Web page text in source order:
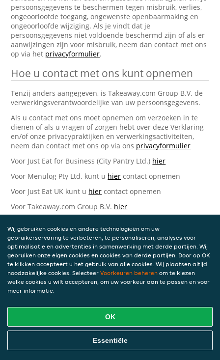
persoonsgegevens te beschermen tegen misbruik, verlies,
ongeoorloofde toegang, ongewenste openbaarmaking en
ongeoorloofde wijziging. Als je vindt dat je
persoonsgegevens niet voldoende beschermd zijn of als er
aanwijzingen zijn voor misbruik, neem dan contact met ons
op via het privacyformulier.
Hoe u contact met ons kunt opnemen
Tenzij anders aangegeven, is Takeaway.com Group B.V. de
verwerkingsverantwoordelijke van uw persoonsgegevens.
Als u contact met ons moet opnemen om verzoeken in te
dienen of als u vragen of zorgen hebt over deze Verklaring
en/of onze privacypraktijken en verwerkingsactiviteiten,
neem dan contact met ons op via ons privacyformulier
Voor Just Eat for Business (City Pantry Ltd.) hier
Voor Menulog Pty Ltd. kunt u hier contact opnemen
Voor Just Eat UK kunt u hier contact opnemen
Voor Takeaway.com Group B.V. hier
Takeaway.com Group B.V.
Piet Heinkade 61
1019 GM Amsterdam
Nederland
Bijgewerkte versies van deze
Wij kunnen deze Verklaring van tijd tot tijd bijwerken als
reactie op veranderende juridische, technische of zakelijke
ontwikkelingen. Wanneer wij onze Privacyverklaring
bijwerken, zullen wij passende maatregelen nemen om u
Wij gebruiken cookies en andere technologieën om uw
gebruikerservaring te verbeteren, te personaliseren, analyses voor
optimalisatie en advertenties in samenwerking met derde partijen. Wij
gebruiken onze eigen cookies en cookies van derde partijen. Door op OK
te klikken accepteert u het gebruik van alle cookies. Wij plaatsen altijd
noodzakelijke cookies. Selecteer Voorkeuren beheren om te kiezen
welke cookies u wilt accepteren, om uw voorkeur aan te passen en voor
meer informatie.
OK
Essentiële